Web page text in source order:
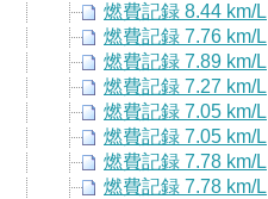
燃費記録 8.44 km/L
燃費記録 7.76 km/L
燃費記録 7.89 km/L
燃費記録 7.27 km/L
燃費記録 7.05 km/L
燃費記録 7.05 km/L
燃費記録 7.78 km/L
燃費記録 7.78 km/L